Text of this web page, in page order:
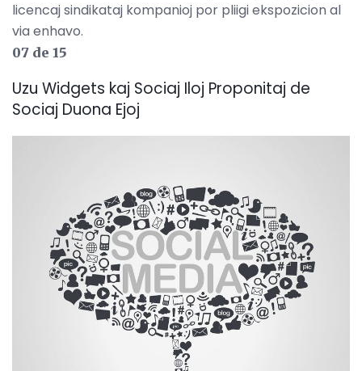
licencaj sindikataj kompanioj por pliigi ekspozicion al
via enhavo.
07 de 15
Uzu Widgets kaj Sociaj Iloj Proponitaj de
Sociaj Duona Ejoj